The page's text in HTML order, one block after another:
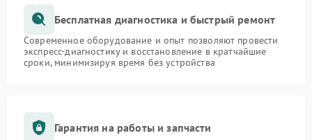
Бесплатная диагностика и быстрый ремонт
Современное оборудование и опыт позволяют провести
экспресс-диагностику и восстановление в кратчайшие
сроки, минимизируя время без устройства
Гарантия на работы и запчасти